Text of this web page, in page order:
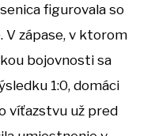
figurovala so
V zápase, v ktorom
bojovnosti sa
1:0, domáci
víťazstvu už pred